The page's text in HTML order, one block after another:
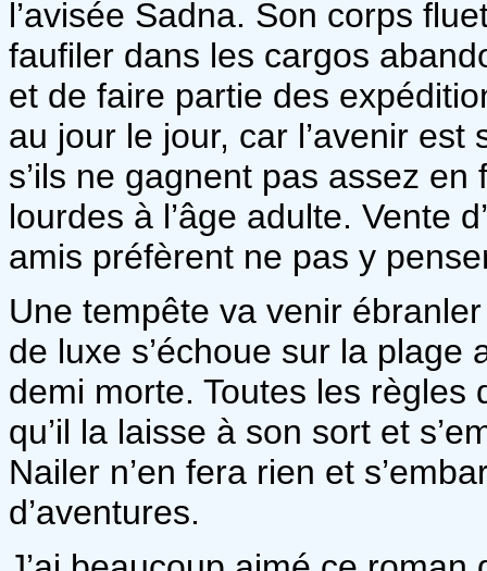
l’avisée Sadna. Son corps
faufiler dans les cargos
et de faire partie des
au jour le jour, car l’avenir
s’ils ne gagnent pas assez
lourdes à l’âge adulte. Vente
amis préfèrent ne pas y
Une tempête va venir
de luxe s’échoue sur la plage
demi morte. Toutes les
qu’il la laisse à son sort et
Nailer n’en fera rien et
d’aventures.